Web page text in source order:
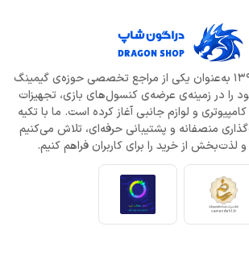
دراگون‌شاپ از سال 1396 به‌عنوان یکی از مراجع تخصصی حوزه‌ی گیمینگ
را در زمینه‌ی عرضه‌ی کنسول‌های بازی، تجهیزات
و لوازم جانبی آغاز کرده است. ما با تکیه
منصفانه و پشتیبانی حرفه‌ای، تلاش می‌کنیم
از خرید را برای کاربران فراهم کنیم.